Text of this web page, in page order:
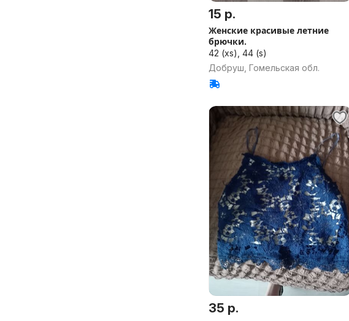
15 р.
Женские красивые летние
брючки.
42 (xs), 44 (s)
Добруш, Гомельская обл.
35 р.